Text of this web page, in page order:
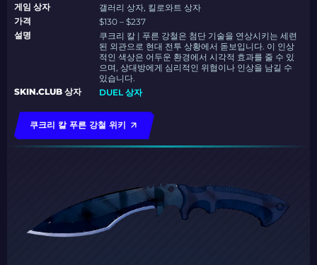
게임 상자
갤러리 상자, 킬로와트 상자
가격
$130 – $237
설명
쿠크리 칼 | 푸른 강철은 첨단 기술을 연상시키는 세련
된 외관으로 현대 전투 상황에서 돋보입니다. 이 인상
적인 색상은 어두운 환경에서 시각적 효과를 줄 수 있
으며, 상대방에게 심리적인 위협이나 인상을 남길 수
있습니다.
SKIN.CLUB 상자
DUEL 상자
쿠크리 칼 푸른 강철 위키